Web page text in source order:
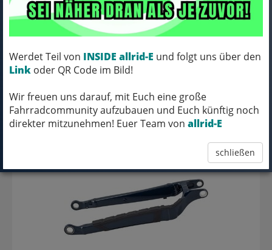
Werdet Teil von INSIDE allrid-E und folgt uns über den
Link oder QR Code im Bild!
Wir freuen uns darauf, mit Euch eine große
Fahrradcommunity aufzubauen und Euch künftig noch
direkter mitzunehmen! Euer Team von allrid-E
schließen
619,99 EUR
Trek Chainstay Trek Fuel EXe 8 XT 29
2024 Mercury